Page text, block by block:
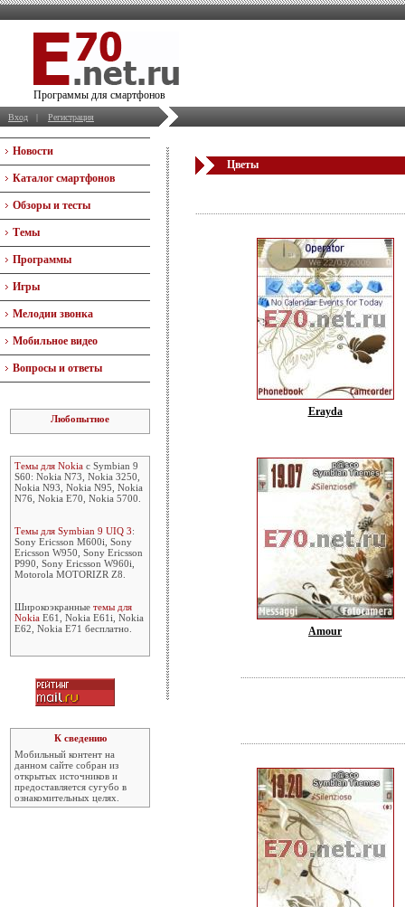
Программы для смартфонов
Вход | Регистрация
Новости
Каталог смартфонов
Обзоры и тесты
Темы
Программы
Игры
Мелодии звонка
Мобильное видео
Вопросы и ответы
Любопытное
Темы для Nokia с Symbian 9
S60: Nokia N73, Nokia 3250,
Nokia N93, Nokia N95, Nokia
N76, Nokia E70, Nokia 5700.
Темы для Symbian 9 UIQ 3:
Sony Ericsson M600i, Sony
Ericsson W950, Sony Ericsson
P990, Sony Ericsson W960i,
Motorola MOTORIZR Z8.
Широкоэкранные темы для
Nokia E61, Nokia E61i, Nokia
E62, Nokia E71 бесплатно.
К сведению
Мобильный контент на
данном сайте собран из
открытых источников и
предоставляется сугубо в
ознакомительных целях.
Цветы
Erayda
Amour